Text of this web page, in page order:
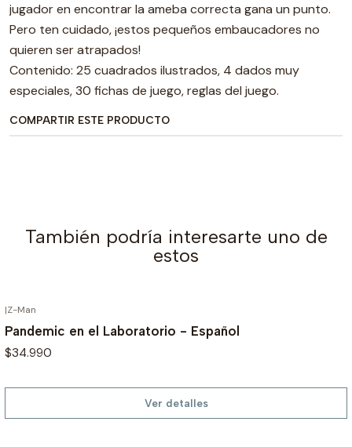
jugador en encontrar la ameba correcta gana un punto.
Pero ten cuidado, ¡estos pequeños embaucadores no
quieren ser atrapados!
Contenido: 25 cuadrados ilustrados, 4 dados muy
especiales, 30 fichas de juego, reglas del juego.
COMPARTIR ESTE PRODUCTO
También podría interesarte uno de
estos
|Z-Man
Pandemic en el Laboratorio - Español
$34.990
Ver detalles